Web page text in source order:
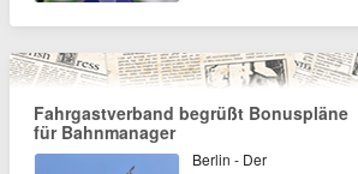
Fahrgastverband begrüßt Bonuspläne
für Bahnmanager
Berlin - Der